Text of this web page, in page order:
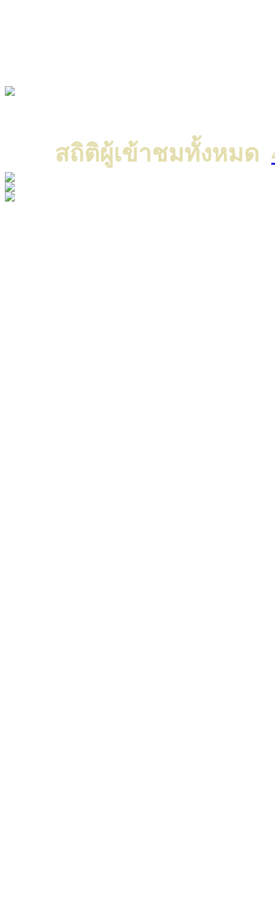
สถิติผู้เข้าชมทั้งหมด